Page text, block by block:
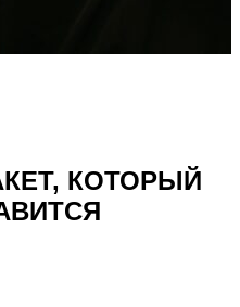
КОТОРЫЙ